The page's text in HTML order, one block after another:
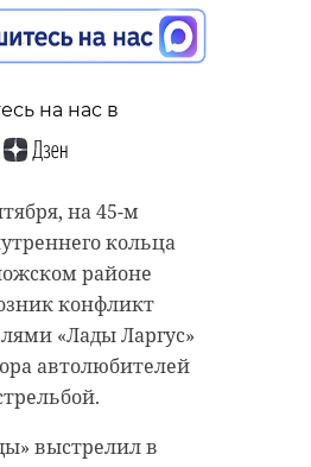
на нас в
на 45-м
кольца
районе
конфликт
«Лады Ларгус»
автолюбителей
выстрелил в
на нас в
жилого дома по
которое
время мощного
все работы
на нас в
стартовал